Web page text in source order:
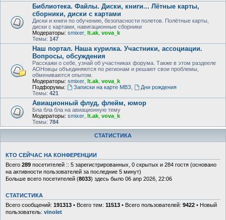
Библиотека. Файлы. Диски, книги... Лётные карты,
сборники, диски с картами
Диски и книги по обучению, безопасности полетов. Полётные карты,
диски с картами, навигационные сборники
Модераторы: smixer lt.ak vova_k
Темы: 147
Наш портал. Наша курилка. Участники, ассоциации.
Вопросы, обсуждения
Расскажи о себе, узнай об участниках форума. Также в этом раздееле
АОНовцы объединяются по регионам и решают свои проблемы,
обмениваются опытом.
Модераторы: smixer lt.ak vova_k
Подфорумы:
Записки на карте МВЗ
Дни рождения
Темы: 421
Авиационный флуд, флейм, юмор
Бла бла бла на авиационную тему
Модераторы: smixer lt.ak vova_k
Темы: 784
СТАТИСТИКА
КТО СЕЙЧАС НА КОНФЕРЕНЦИИ
Всего 289 посетителей :: 5 зарегистрированных, 0 скрытых и 284 гостя (основано
на активности пользователей за последние 5 минут)
Больше всего посетителей (8033) здесь было 06 апр 2026, 22:06
СТАТИСТИКА
Всего сообщений: 191313 • Всего тем: 11513 • Всего пользователей: 9422 • Новый
пользователь: vinolet